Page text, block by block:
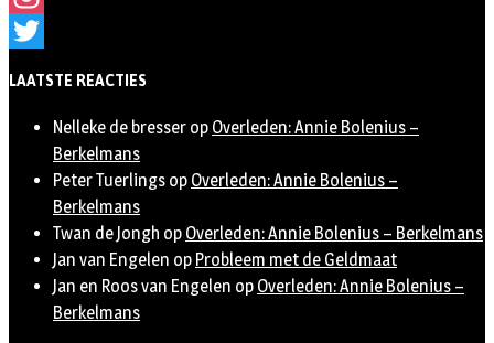
Instagram
LAATSTE REACTIES
Nelleke de bresser op Overleden: Annie Bolenius –
Berkelmans
Peter Tuerlings op Overleden: Annie Bolenius –
Berkelmans
Twan de Jongh op Overleden: Annie Bolenius – Berkelmans
Jan van Engelen op Probleem met de Geldmaat
Jan en Roos van Engelen op Overleden: Annie Bolenius –
Berkelmans